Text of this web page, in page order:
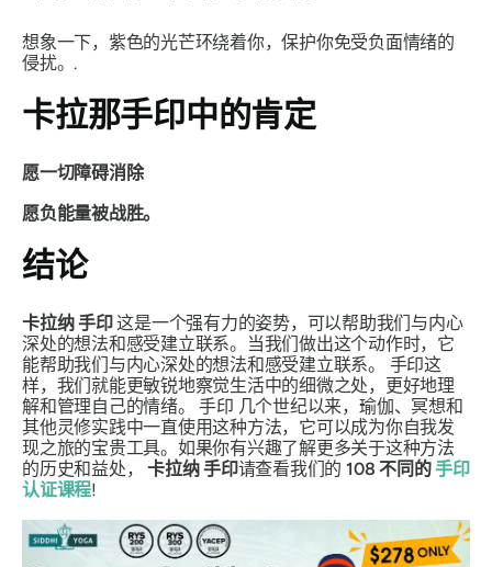
想象一下，紫色的光芒环绕着你，保护你免受负面情绪的
侵扰。.
卡拉那手印中的肯定
愿一切障碍消除
愿负能量被战胜。
结论
卡拉纳手印这是一个强有力的姿势，可以帮助我们与内心
深处的想法和感受建立联系。当我们做出这个动作时，它
能帮助我们与内心深处的想法和感受建立联系。 手印这
样，我们就能更敏锐地察觉生活中的细微之处，更好地理
解和管理自己的情绪。手印 几个世纪以来，瑜伽、冥想和
其他灵修实践中一直使用这种方法，它可以成为你自我发
现之旅的宝贵工具。如果你有兴趣了解更多关于这种方法
的历史和益处，卡拉纳手印请查看我们的 108 不同的手印
认证课程!